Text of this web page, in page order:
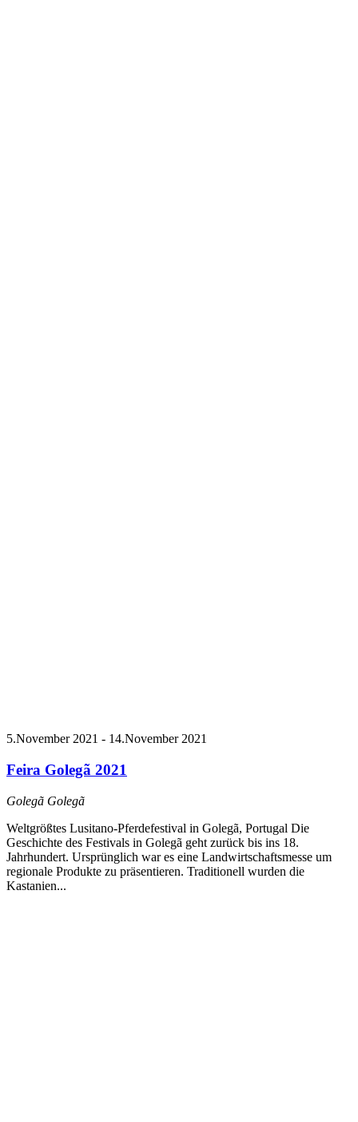
5.November 2021 - 14.November 2021
Feira Golegã 2021
Golegã Golegã
Weltgrößtes Lusitano-Pferdefestival in Golegã, Portugal Die
Geschichte des Festivals in Golegã geht zurück bis ins 18.
Jahrhundert. Ursprünglich war es eine Landwirtschaftsmesse um
regionale Produkte zu präsentieren. Traditionell wurden die
Kastanien...